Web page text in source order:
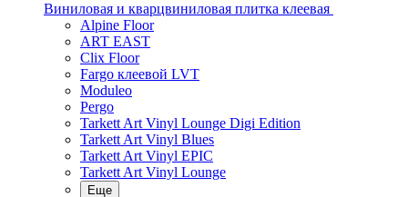
Виниловая и кварцвиниловая плитка клеевая
Alpine Floor
ART EAST
Clix Floor
Fargo клеевой LVT
Moduleo
Pergo
Tarkett Art Vinyl Lounge Digi Edition
Tarkett Art Vinyl Blues
Tarkett Art Vinyl EPIC
Tarkett Art Vinyl Lounge
Еще